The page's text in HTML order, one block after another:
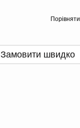
Порівняти
Замовити швидко